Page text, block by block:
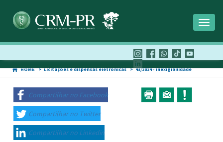
HOME Licitações e dispensas eletrônicas 43/2024 - Inexigibilidade
Compartilhar no Facebook
Compartilhar no Twitter
Compartilhar no Linkedin